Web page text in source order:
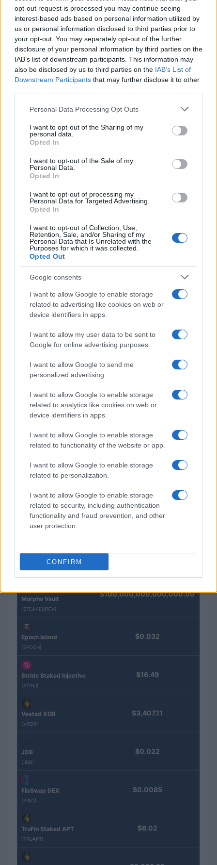
opt-out request is processed you may continue seeing
interest-based ads based on personal information utilized by
us or personal information disclosed to third parties prior to
your opt-out. You may separately opt-out of the further
disclosure of your personal information by third parties on the
IAB’s list of downstream participants. This information may
also be disclosed by us to third parties on the IAB’s List of
Downstream Participants that may further disclose it to other
Please note that this website/app uses one or more Google
not limited to your visit or usage behaviour. You may click to
grant or deny consent to Google and its third-party tags to
use your data for below specified purposes in below Google
consent section.
Personal Data Processing Opt Outs
I want to opt-out of the Sharing of my
personal data.
Opted In
I want to opt-out of the Sale of my
Personal Data.
Opted In
I want to opt-out of processing my
Personal Data for Targeted Advertising.
Opted In
I want to opt-out of Collection, Use,
Retention, Sale, and/or Sharing of my
Personal Data that Is Unrelated with the
Purposes for which it was collected.
Opted Out
Google consents
I want to allow Google to enable storage
related to advertising like cookies on web or
device identifiers in apps.
I want to allow my user data to be sent to
Google for online advertising purposes.
I want to allow Google to send me
personalized advertising.
I want to allow Google to enable storage
related to analytics like cookies on web or
device identifiers in apps.
I want to allow Google to enable storage
related to functionality of the website or app.
I want to allow Google to enable storage
related to personalization.
I want to allow Google to enable storage
related to security, including authentication
functionality and fraud prevention, and other
user protection.
CONFIRM
Petrolio in calo, Brent a 88.9 USD dopo un ribasso del 8.3%
Andrea Innocenti · 7 Ago 2026
Petrolio in calo: Brent a 88.9 dollari, ribassi diffusi tra le
Andrea Innocenti · 6 Ago 2026
NEWS
Petrolio in calo: Brent a 91,82$, ribassi a due cifre per greggio
Andrea Innocenti · 5 Ago 2026
QUOTAZIONI CRYPTO
Prezzo
Eureka Bridged PAX
Gold (Terra
(PAXG)
$4,187.30
BTC
Steakhouse EURCV
Morpho Vault
(STEAKEURCV)
$100,000,000,000,000.00
Epoch Island
(EPOCH)
$0.032
Stride Staked Injective
(STINJ)
$16.49
Vested XOR
(VXOR)
$3,407.11
JDB
(JDB)
$0.022
FibSwap DEX
(FIBO)
$0.0085
TruFin Staked APT
(TRUAPT)
$8.02